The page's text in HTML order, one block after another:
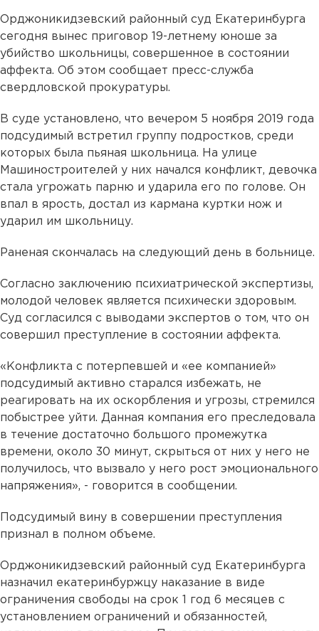
Орджоникидзевский районный суд Екатеринбурга
сегодня вынес приговор 19-летнему юноше за
убийство школьницы, совершенное в состоянии
аффекта. Об этом сообщает пресс-служба
свердловской прокуратуры.
В суде установлено, что вечером 5 ноября 2019 года
подсудимый встретил группу подростков, среди
которых была пьяная школьница. На улице
Машиностроителей у них начался конфликт, девочка
стала угрожать парню и ударила его по голове. Он
впал в ярость, достал из кармана куртки нож и
ударил им школьницу.
Раненая скончалась на следующий день в больнице.
Согласно заключению психиатрической экспертизы,
молодой человек является психически здоровым.
Суд согласился с выводами экспертов о том, что он
совершил преступление в состоянии аффекта.
«Конфликта с потерпевшей и «ее компанией»
подсудимый активно старался избежать, не
реагировать на их оскорбления и угрозы, стремился
побыстрее уйти. Данная компания его преследовала
в течение достаточно большого промежутка
времени, около 30 минут, скрыться от них у него не
получилось, что вызвало у него рост эмоционального
напряжения», - говорится в сообщении.
Подсудимый вину в совершении преступления
признал в полном объеме.
Орджоникидзевский районный суд Екатеринбурга
назначил екатеринбуржцу наказание в виде
ограничения свободы на срок 1 год 6 месяцев с
установлением ограничений и обязанностей,